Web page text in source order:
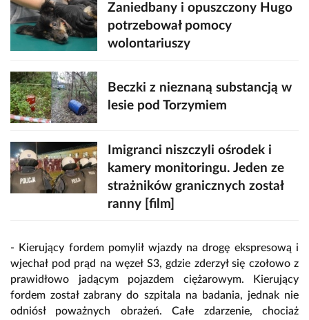
Zaniedbany i opuszczony Hugo
potrzebował pomocy
wolontariuszy
Beczki z nieznaną substancją w
lesie pod Torzymiem
Imigranci niszczyli ośrodek i
kamery monitoringu. Jeden ze
strażników granicznych został
ranny [film]
- Kierujący fordem pomylił wjazdy na drogę ekspresową i
wjechał pod prąd na węzeł S3, gdzie zderzył się czołowo z
prawidłowo jadącym pojazdem ciężarowym. Kierujący
fordem został zabrany do szpitala na badania, jednak nie
odniósł poważnych obrażeń. Całe zdarzenie, chociaż